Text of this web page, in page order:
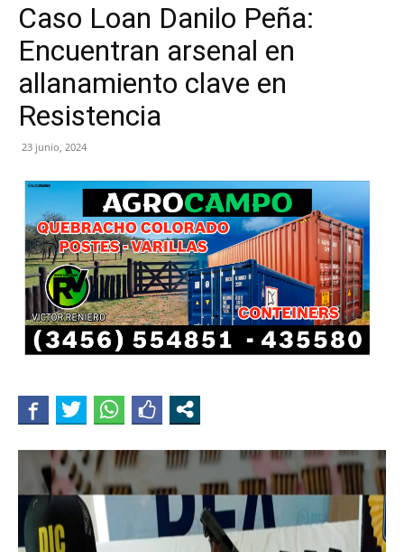
Caso Loan Danilo Peña:
Encuentran arsenal en
allanamiento clave en
Resistencia
23 junio, 2024